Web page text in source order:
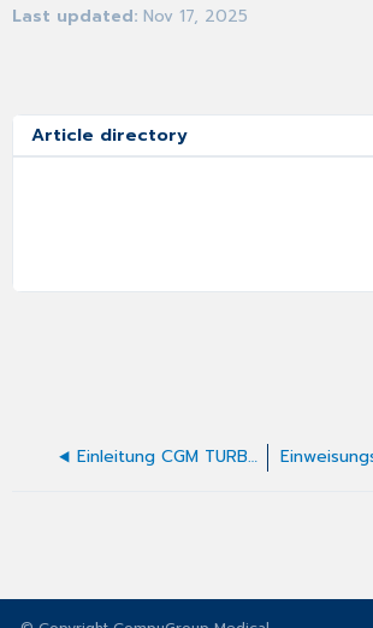
Last updated Nov 17, 2025
Article directory
Einleitung CGM TURBOMED-Kurzkurs